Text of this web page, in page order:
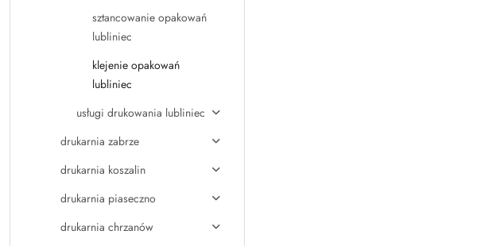
sztancowanie opakowań
lubliniec
klejenie opakowań
lubliniec
usługi drukowania lubliniec
drukarnia zabrze
drukarnia koszalin
drukarnia piaseczno
drukarnia chrzanów